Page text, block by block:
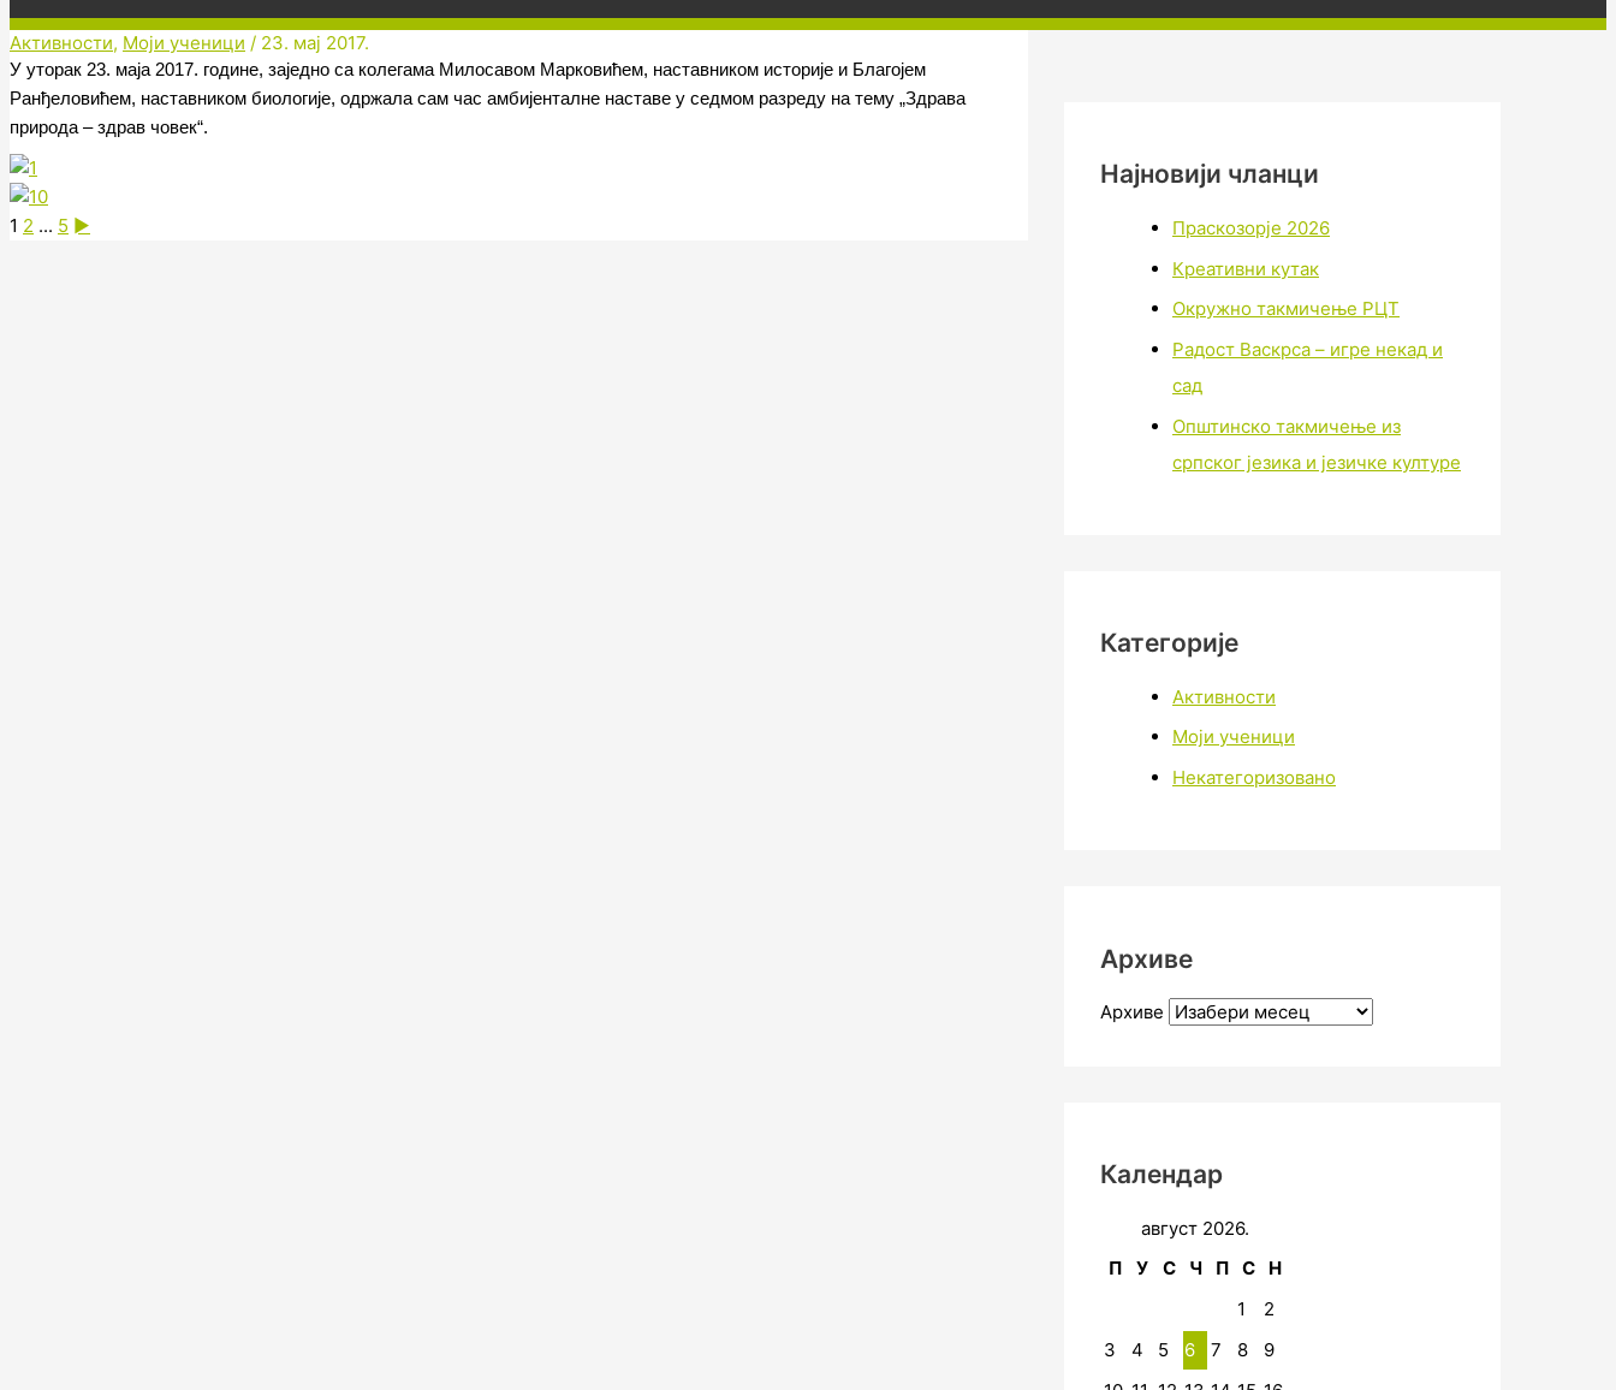
Активности, Моји ученици / 23. мај 2017.
У уторак 23. маја 2017. године, заједно са колегама Милосавом Марковићем, наставником историје и Благојем
Ранђеловићем, наставником биологије, одржала сам час амбијенталне наставе у седмом разреду на тему „Здрава
природа – здрав човек“.
1 2 ... 5 ►
Најновији чланци
Праскозорје 2026
Креативни кутак
Окружно такмичење РЦТ
Радост Васкрса – игре некад и
сад
Општинско такмичење из
српског језика и језичке културе
Категорије
Активности
Моји ученици
Некатегоризовано
Архиве
Архиве
Календар
август 2026.
П
У С Ч П С
Н
1
2
3
4 5 6 7 8
9